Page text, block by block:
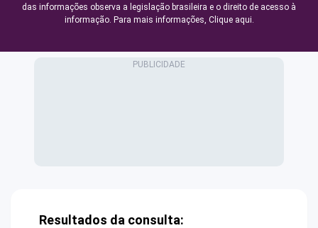
das informações observa a legislação brasileira e o direito de acesso à
informação. Para mais informações, Clique aqui.
Resultados da consulta: